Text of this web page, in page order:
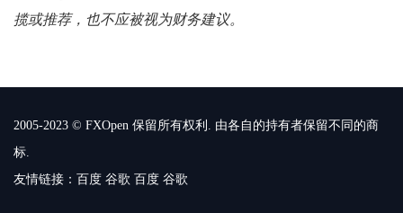
揽或推荐，也不应被视为财务建议。
2005-2023 © FXOpen 保留所有权利. 由各自的持有者保留不同的商
标.
友情链接： 百度 谷歌 百度 谷歌